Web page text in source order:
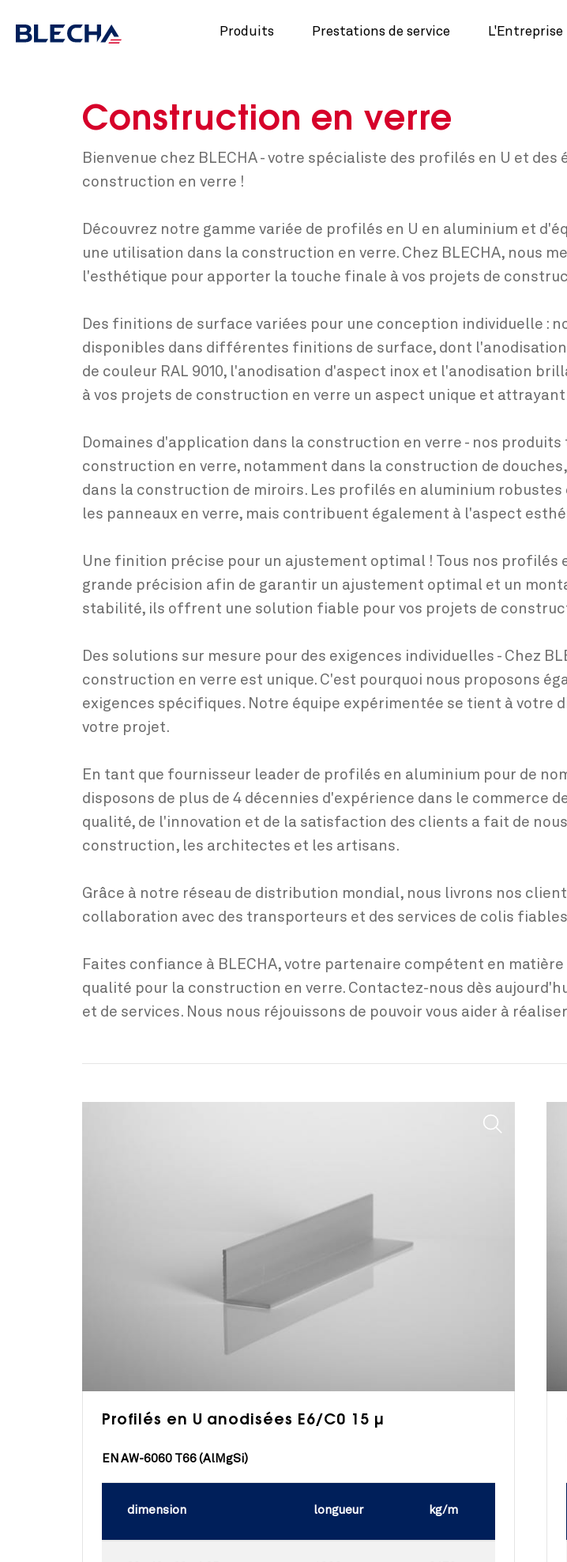
Produits Prestations de service L'Entreprise
Construction en verre
Bienvenue chez BLECHA - votre spécialiste des profilés en U et
construction en verre !
Découvrez notre gamme variée de profilés en U en aluminium et
une utilisation dans la construction en verre. Chez BLECHA, nous
l'esthétique pour apporter la touche finale à vos projets de
Des finitions de surface variées pour une conception individuelle :
disponibles dans différentes finitions de surface, dont
de couleur RAL 9010, l'anodisation d'aspect inox et l'anodisation
à vos projets de construction en verre un aspect unique et
Domaines d'application dans la construction en verre - nos
construction en verre, notamment dans la construction de
dans la construction de miroirs. Les profilés en aluminium
les panneaux en verre, mais contribuent également à l'aspect
Une finition précise pour un ajustement optimal ! Tous nos profilés
grande précision afin de garantir un ajustement optimal et un
stabilité, ils offrent une solution fiable pour vos projets de
Des solutions sur mesure pour des exigences individuelles - Chez
construction en verre est unique. C'est pourquoi nous proposons
exigences spécifiques. Notre équipe expérimentée se tient à votre
votre projet.
En tant que fournisseur leader de profilés en aluminium pour de
disposons de plus de 4 décennies d'expérience dans le commerce
qualité, de l'innovation et de la satisfaction des clients a fait de
construction, les architectes et les artisans.
Grâce à notre réseau de distribution mondial, nous livrons nos
collaboration avec des transporteurs et des services de colis
Faites confiance à BLECHA, votre partenaire compétent en
qualité pour la construction en verre. Contactez-nous dès
et de services. Nous nous réjouissons de pouvoir vous aider à
Profilés en U anodisées E6/C0 15 µ
EN AW-6060 T66 (AlMgSi)
dimension longueur kg/m